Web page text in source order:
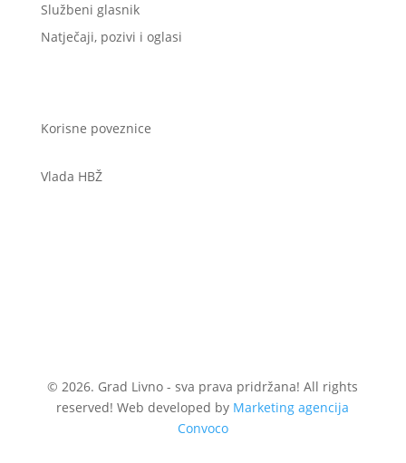
Službeni glasnik
Natječaji, pozivi i oglasi
Korisne poveznice
Vlada HBŽ
© 2026. Grad Livno - sva prava pridržana! All rights
reserved! Web developed by Marketing agencija
Convoco